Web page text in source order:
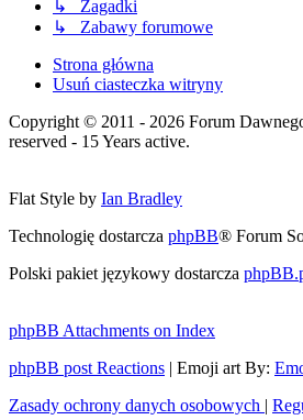
↳ Zagadki
↳ Zabawy forumowe
Strona główna
Usuń ciasteczka witryny
Copyright © 2011 - 2026 Forum
reserved - 15 Years active.
Flat Style by Ian Bradley
Technologię dostarcza phpBB® Forum
Polski pakiet językowy dostarcza
phpBB Attachments on Index
phpBB post Reactions | Emoji art By:
Zasady ochrony danych osobowych |